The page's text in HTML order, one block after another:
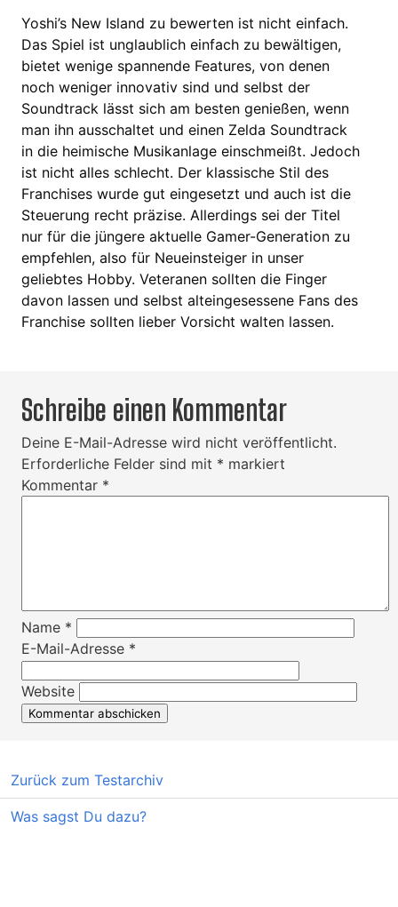
Yoshi’s New Island zu bewerten ist nicht einfach.
Das Spiel ist unglaublich einfach zu bewältigen,
bietet wenige spannende Features, von denen
noch weniger innovativ sind und selbst der
Soundtrack lässt sich am besten genießen, wenn
man ihn ausschaltet und einen Zelda Soundtrack
in die heimische Musikanlage einschmeißt. Jedoch
ist nicht alles schlecht. Der klassische Stil des
Franchises wurde gut eingesetzt und auch ist die
Steuerung recht präzise. Allerdings sei der Titel
nur für die jüngere aktuelle Gamer-Generation zu
empfehlen, also für Neueinsteiger in unser
geliebtes Hobby. Veteranen sollten die Finger
davon lassen und selbst alteingesessene Fans des
Franchise sollten lieber Vorsicht walten lassen.
Schreibe einen Kommentar
Deine E-Mail-Adresse wird nicht veröffentlicht.
Erforderliche Felder sind mit * markiert
Kommentar *
Name *
E-Mail-Adresse *
Website
Zurück zum Testarchiv
Was sagst Du dazu?